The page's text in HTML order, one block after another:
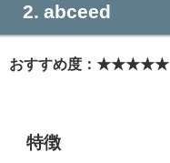
2. abceed
おすすめ度：★★★★★
特徴